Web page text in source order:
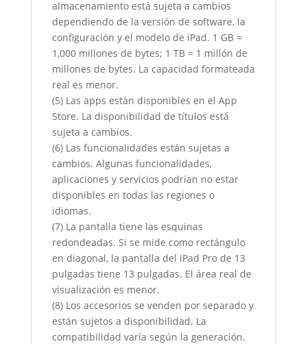
almacenamiento está sujeta a cambios
dependiendo de la versión de software, la
configuración y el modelo de iPad. 1 GB =
1,000 millones de bytes; 1 TB = 1 millón de
millones de bytes. La capacidad formateada
real es menor.
(5) Las apps están disponibles en el App
Store. La disponibilidad de títulos está
sujeta a cambios.
(6) Las funcionalidades están sujetas a
cambios. Algunas funcionalidades,
aplicaciones y servicios podrían no estar
disponibles en todas las regiones o
idiomas.
(7) La pantalla tiene las esquinas
redondeadas. Si se mide como rectángulo
en diagonal, la pantalla del iPad Pro de 13
pulgadas tiene 13 pulgadas. El área real de
visualización es menor.
(8) Los accesorios se venden por separado y
están sujetos a disponibilidad. La
compatibilidad varía según la generación.